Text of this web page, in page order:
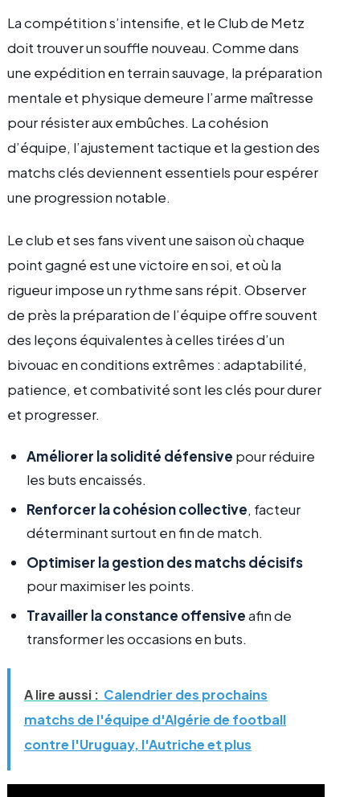
La compétition s’intensifie, et le Club de Metz
doit trouver un souffle nouveau. Comme dans
une expédition en terrain sauvage, la préparation
mentale et physique demeure l’arme maîtresse
pour résister aux embûches. La cohésion
d’équipe, l’ajustement tactique et la gestion des
matchs clés deviennent essentiels pour espérer
une progression notable.
Le club et ses fans vivent une saison où chaque
point gagné est une victoire en soi, et où la
rigueur impose un rythme sans répit. Observer
de près la préparation de l’équipe offre souvent
des leçons équivalentes à celles tirées d’un
bivouac en conditions extrêmes : adaptabilité,
patience, et combativité sont les clés pour durer
et progresser.
Améliorer la solidité défensive pour réduire
les buts encaissés.
Renforcer la cohésion collective, facteur
déterminant surtout en fin de match.
Optimiser la gestion des matchs décisifs
pour maximiser les points.
Travailler la constance offensiveafin de
transformer les occasions en buts.
A lire aussi : Calendrier des prochains
matchs de l'équipe d'Algérie de football
contre l'Uruguay, l'Autriche et plus